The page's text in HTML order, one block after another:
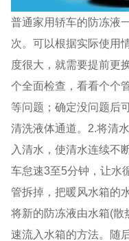
普通家用轿车的防冻液
次。可以根据实际使用
度很大，就需要提前更
个全面检查，看看个个
等问题；确定没问题后
清洗液体通道。2.将清
入清水，使清水连续不
车怠速3至5分钟，让水
管拆掉，把暖风水箱的
将新的防冻液由水箱(
速流入水箱的方法。随